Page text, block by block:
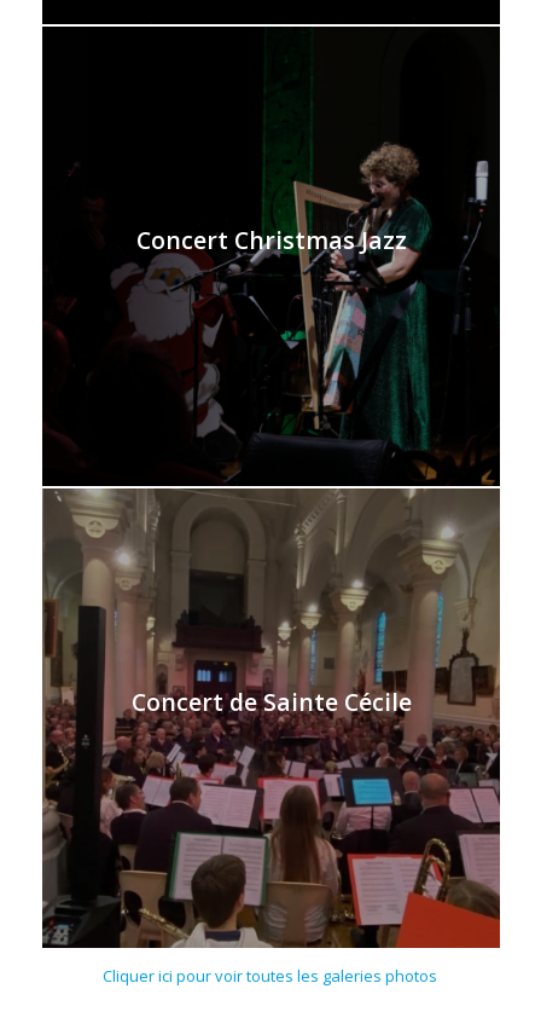
Concert Christmas Jazz
Concert de Sainte Cécile
Cliquer ici pour voir toutes les galeries photos